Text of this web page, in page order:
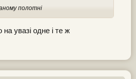
полотні
увазі одне і те ж